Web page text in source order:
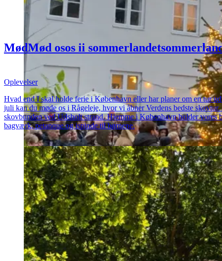
MødMød osos ii sommerlandet
spændende
oplevelser
Oplevelser
Hvad end I skal holde ferie i København eller har planer om en tur
juli kan du møde os i Rågeleje, hvor vi åbner Verdens bedste
skovbunden ved Udsholt strand. Hjemme i København holder vores
bagværk, petanque og ispinde til børnene.